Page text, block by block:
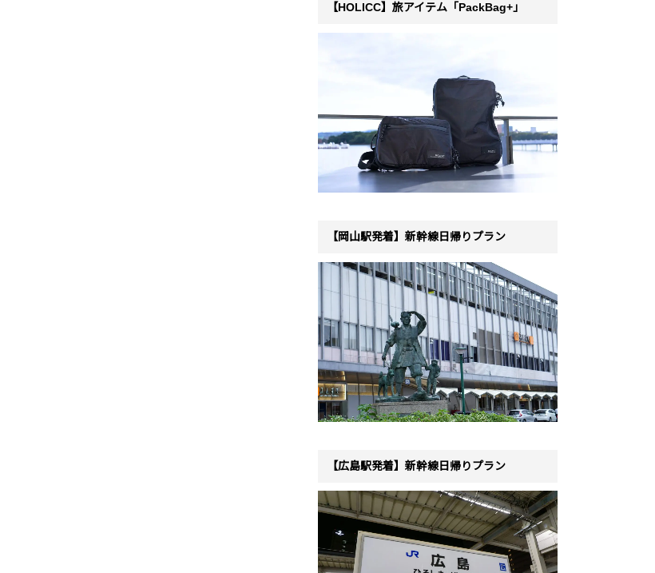
【HOLICC】旅アイテム「PackBag+」
【岡山駅発着】新幹線日帰りプラン
【広島駅発着】新幹線日帰りプラン